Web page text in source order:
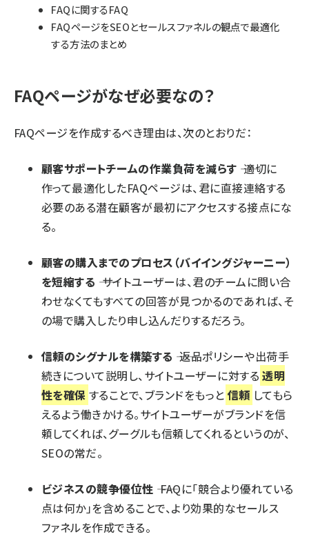
FAQに関するFAQ
FAQページをSEOとセールスファネルの観点で最適化
する方法のまとめ
FAQページがなぜ必要なの？
FAQページを作成するべき理由は、次のとおりだ：
顧客サポートチームの作業負荷を減らす ―― 適切に
作って最適化したFAQページは、君に直接連絡する
必要のある潜在顧客が最初にアクセスする接点にな
る。
顧客の購入までのプロセス（バイイングジャーニー）
を短縮する ―― サイトユーザーは、君のチームに問い合
わせなくてもすべての回答が見つかるのであれば、そ
の場で購入したり申し込んだりするだろう。
信頼のシグナルを構築する ―― 返品ポリシーや出荷手
続きについて説明し、サイトユーザーに対する 透明
性を確保 することで、ブランドをもっと 信頼 してもら
えるよう働きかける。サイトユーザーがブランドを信
頼してくれば、グーグルも信頼してくれるというのが、
SEOの常だ。
ビジネスの競争優位性 ―― FAQに「競合より優れている
点は何か」を含めることで、より効果的なセールス
ファネルを作成できる。